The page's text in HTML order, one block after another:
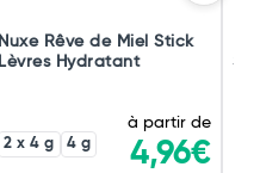
Nuxe Rêve de Miel Stick
Lèvres Hydratant
2 x 4 g 4 g
à partir de
4,96€